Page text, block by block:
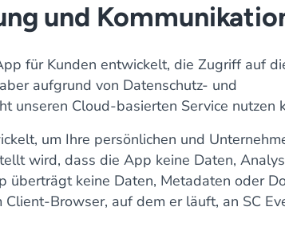
und
für Kunden entwickelt, die Zugriff auf
aufgrund von Datenschutz- und
unseren Cloud-basierten Service nutzen
um Ihre persönlichen und
wird, dass die App keine Daten,
überträgt keine Daten, Metadaten oder
Client-Browser, auf dem er läuft, an SC